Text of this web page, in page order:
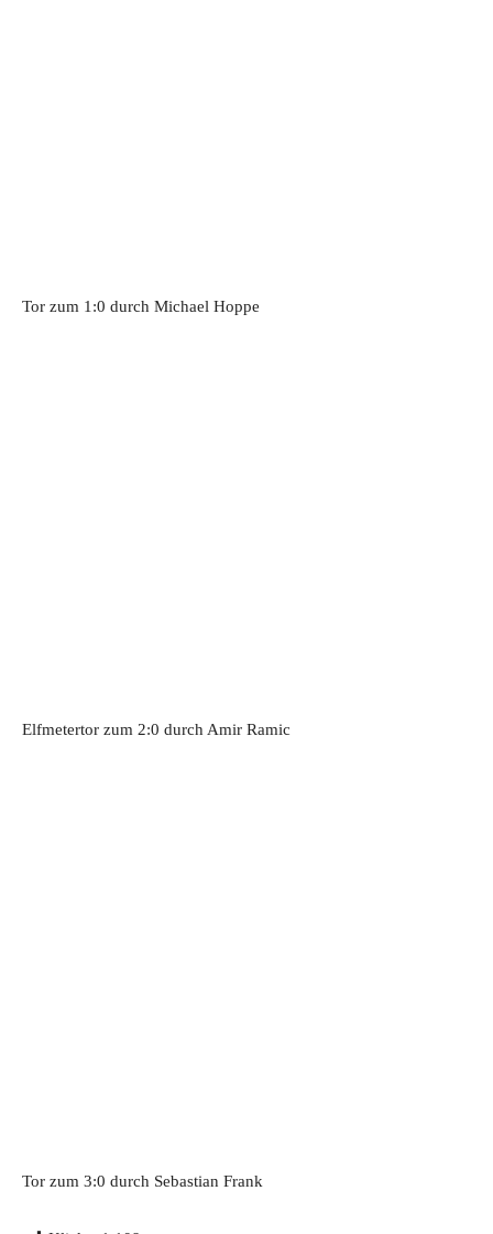
Tor zum 1:0 durch Michael Hoppe
Elfmetertor zum 2:0 durch Amir Ramic
Tor zum 3:0 durch Sebastian Frank